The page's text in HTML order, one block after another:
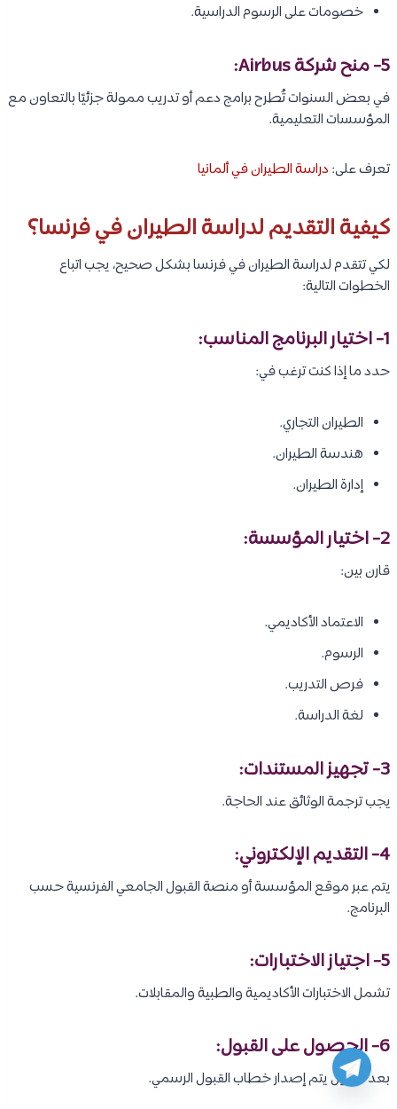
خصومات على الرسوم الدراسية.
5- منح شركة Airbus:
في بعض السنوات تُطرح برامج دعم أو تدريب ممولة جزئيًا بالتعاون مع
المؤسسات التعليمية.
تعرف على: دراسة الطيران في ألمانيا
كيفية التقديم لدراسة الطيران في فرنسا؟
لكي تتقدم لدراسة الطيران في فرنسا بشكل صحيح، يجب اتباع
الخطوات التالية:
1- اختيار البرنامج المناسب:
حدد ما إذا كنت ترغب في:
الطيران التجاري.
هندسة الطيران.
إدارة الطيران.
2- اختيار المؤسسة:
قارن بين:
الاعتماد الأكاديمي.
الرسوم.
فرص التدريب.
لغة الدراسة.
3- تجهيز المستندات:
يجب ترجمة الوثائق عند الحاجة.
4- التقديم الإلكتروني:
يتم عبر موقع المؤسسة أو منصة القبول الجامعي الفرنسية حسب
البرنامج.
5- اجتياز الاختبارات:
تشمل الاختبارات الأكاديمية والطبية والمقابلات.
6- الحصول على القبول:
بعد القبول يتم إصدار خطاب القبول الرسمي.